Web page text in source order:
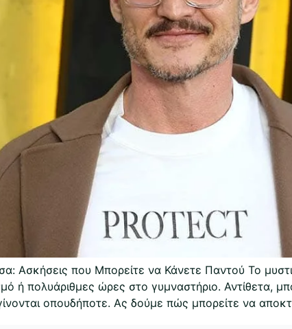
Ασκήσεις που Μπορείτε να Κάνετε Παντού Το
ή πολυάριθμες ώρες στο γυμναστήριο. Αντίθετα,
οπουδήποτε. Ας δούμε πώς μπορείτε να